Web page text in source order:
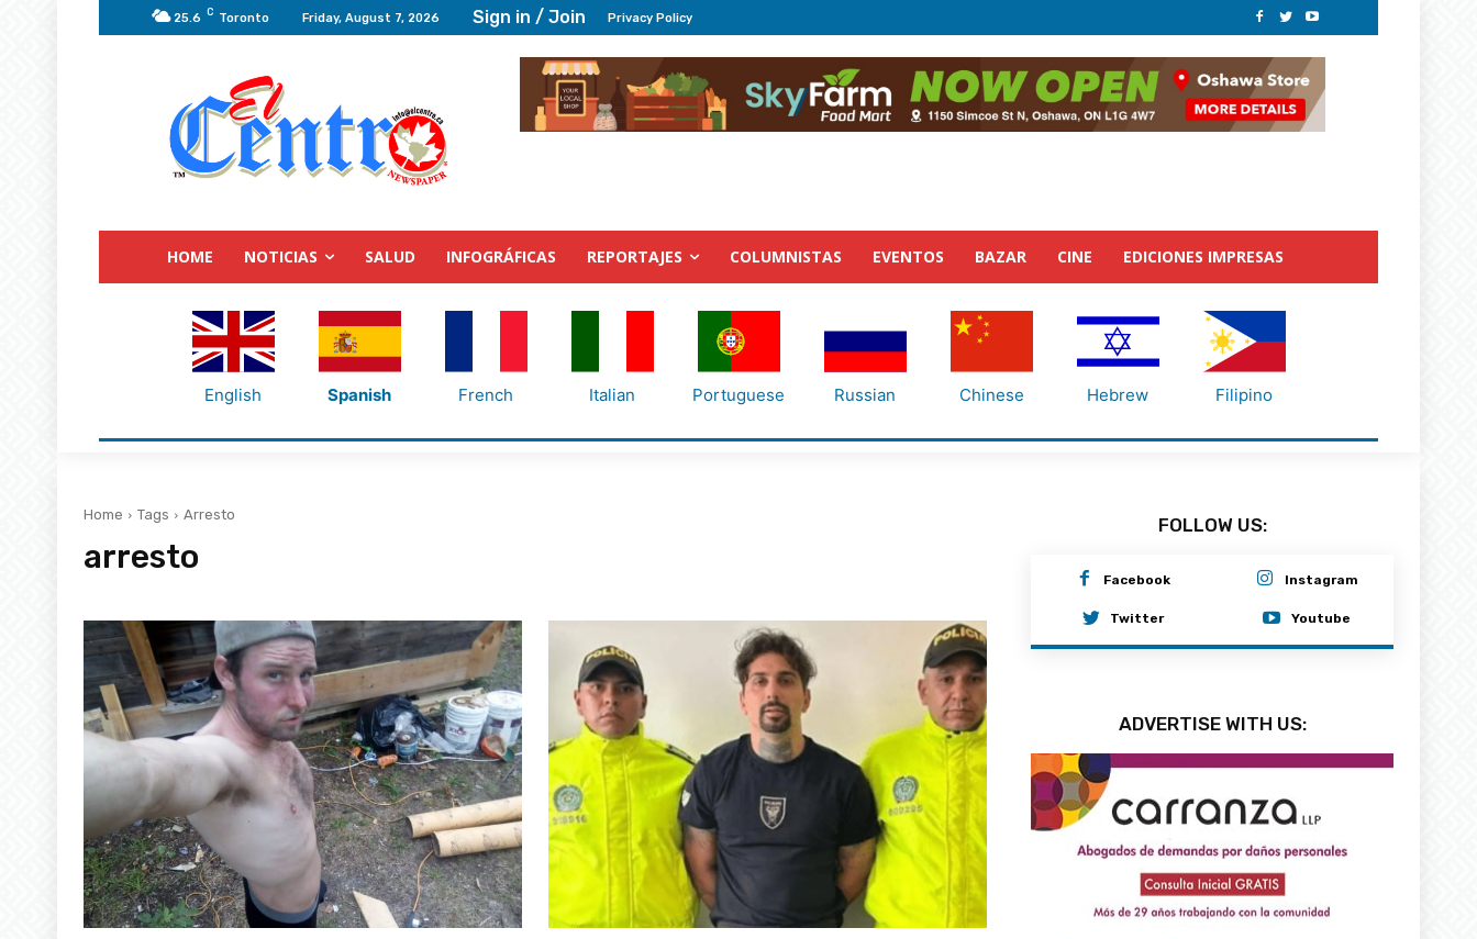
25.6 C Toronto Friday, August 7, 2026 Sign in / Join Privacy Policy
HOME NOTICIAS SALUD INFOGRÁFICAS REPORTAJES COLUMNISTAS EVENTOS BAZAR CINE EDICIONES IMPRESAS
English Spanish French Italian Portuguese Russian Chinese Hebrew Filipino
Home Tags Arresto
arresto
FOLLOW US:
Facebook Instagram
Twitter Youtube
ADVERTISE WITH US: